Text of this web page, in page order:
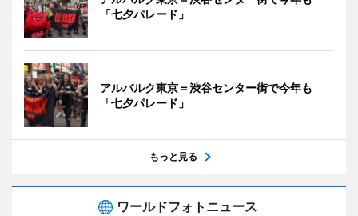
「七夕パレード」
アルバルク東京＝渋谷センター街で今年も
「七夕パレード」
もっと見る
ワールドフォトニュース